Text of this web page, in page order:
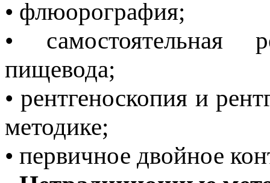
• флюорография;
• самостоятельная
пищевода;
• рентгеноскопия и
методике;
• первичное двойное